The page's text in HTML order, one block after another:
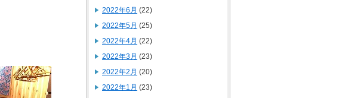
2022年6月 (22)
2022年5月 (25)
2022年4月 (22)
2022年3月 (23)
2022年2月 (20)
2022年1月 (23)